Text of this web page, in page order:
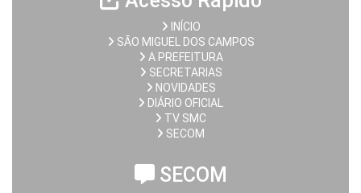
INÍCIO
SÃO MIGUEL DOS CAMPOS
A PREFEITURA
SECRETARIAS
NOVIDADES
DIÁRIO OFICIAL
TV SMC
SECOM
SECOM